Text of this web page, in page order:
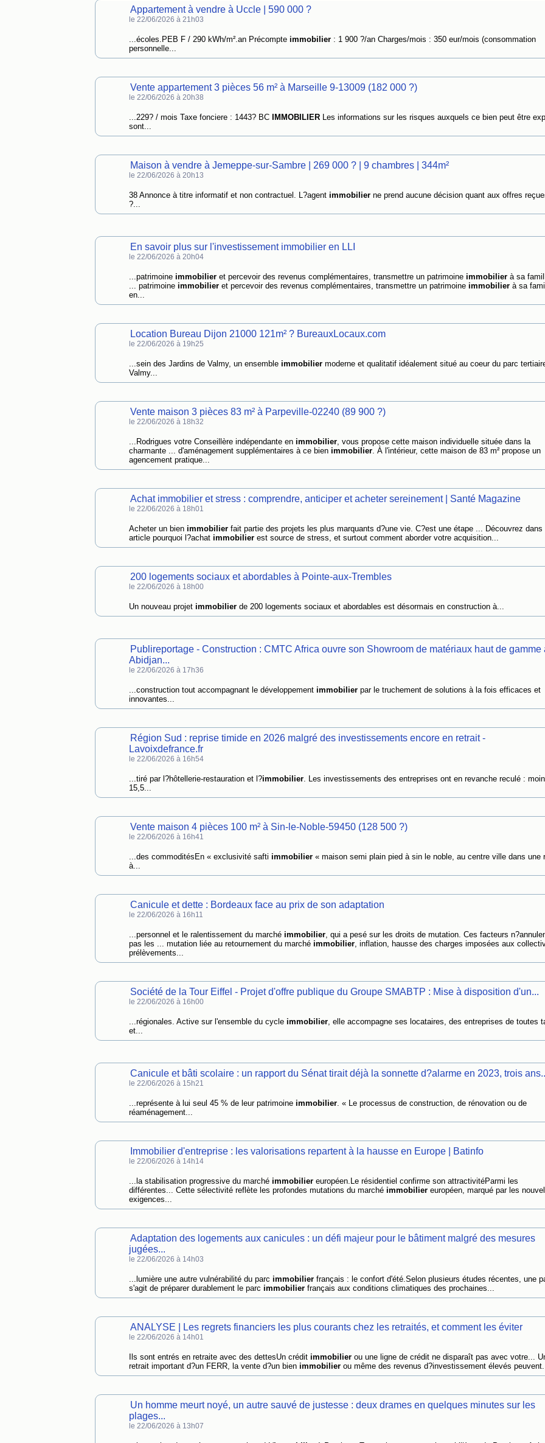
Appartement à vendre à Uccle | 590 000 ?
le 22/06/2026 à 21h03
...écoles.PEB F / 290 kWh/m².an Précompte immobilier: 1 900 ?/an Charges/mois : 350 eur/mois (consommation
personnelle...
Vente appartement 3 pièces 56 m² à Marseille 9-13009 (182 000 ?)
le 22/06/2026 à 20h38
...229? / mois Taxe fonciere : 1443? BC IMMOBILIERLes informations sur les risques auxquels ce bien peut être
sont...
Maison à vendre à Jemeppe-sur-Sambre | 269 000 ? | 9 chambres | 344m²
le 22/06/2026 à 20h13
38 Annonce à titre informatif et non contractuel. L?agent immobilierne prend aucune décision quant aux offres
?...
En savoir plus sur l'investissement immobilier en LLI
le 22/06/2026 à 20h04
...patrimoine immobilieret percevoir des revenus complémentaires, transmettre un patrimoine immobilierà sa
... patrimoine immobilieret percevoir des revenus complémentaires, transmettre un patrimoine immobilierà sa
en...
Location Bureau Dijon 21000 121m² ? BureauxLocaux.com
le 22/06/2026 à 19h25
...sein des Jardins de Valmy, un ensemble immobiliermoderne et qualitatif idéalement situé au coeur du parc
Valmy...
Vente maison 3 pièces 83 m² à Parpeville-02240 (89 900 ?)
le 22/06/2026 à 18h32
...Rodrigues votre Conseillère indépendante en immobilier, vous propose cette maison individuelle située dans la
charmante ... d'aménagement supplémentaires à ce bien immobilier. À l'intérieur, cette maison de 83 m² propose un
agencement pratique...
Achat immobilier et stress : comprendre, anticiper et acheter sereinement | Santé Magazine
le 22/06/2026 à 18h01
Acheter un bien immobilierfait partie des projets les plus marquants d?une vie. C?est une étape ... Découvrez dans
article pourquoi l?achat immobilierest source de stress, et surtout comment aborder votre acquisition...
200 logements sociaux et abordables à Pointe-aux-Trembles
le 22/06/2026 à 18h00
Un nouveau projet immobilierde 200 logements sociaux et abordables est désormais en construction à...
Publireportage - Construction : CMTC Africa ouvre son Showroom de matériaux haut de gamme
Abidjan...
le 22/06/2026 à 17h36
...construction tout accompagnant le développement immobilierpar le truchement de solutions à la fois efficaces et
innovantes...
Région Sud : reprise timide en 2026 malgré des investissements encore en retrait -
Lavoixdefrance.fr
le 22/06/2026 à 16h54
...tiré par l?hôtellerie-restauration et l?immobilier. Les investissements des entreprises ont en revanche reculé :
15,5...
Vente maison 4 pièces 100 m² à Sin-le-Noble-59450 (128 500 ?)
le 22/06/2026 à 16h41
...des commoditésEn « exclusivité safti immobilier« maison semi plain pied à sin le noble, au centre ville dans une
à...
Canicule et dette : Bordeaux face au prix de son adaptation
le 22/06/2026 à 16h11
...personnel et le ralentissement du marché immobilier, qui a pesé sur les droits de mutation. Ces facteurs
pas les ... mutation liée au retournement du marché immobilier, inflation, hausse des charges imposées aux
prélèvements...
Société de la Tour Eiffel - Projet d'offre publique du Groupe SMABTP : Mise à disposition d'un...
le 22/06/2026 à 16h00
...régionales. Active sur l'ensemble du cycle immobilier, elle accompagne ses locataires, des entreprises de toutes
et...
Canicule et bâti scolaire : un rapport du Sénat tirait déjà la sonnette d?alarme en 2023, trois
le 22/06/2026 à 15h21
...représente à lui seul 45 % de leur patrimoine immobilier. « Le processus de construction, de rénovation ou de
réaménagement...
Immobilier d'entreprise : les valorisations repartent à la hausse en Europe | Batinfo
le 22/06/2026 à 14h14
...la stabilisation progressive du marché immobiliereuropéen.Le résidentiel confirme son attractivitéParmi les
différentes... Cette sélectivité reflète les profondes mutations du marché immobiliereuropéen, marqué par les
exigences...
Adaptation des logements aux canicules : un défi majeur pour le bâtiment malgré des mesures
jugées...
le 22/06/2026 à 14h03
...lumière une autre vulnérabilité du parc immobilierfrançais : le confort d'été.Selon plusieurs études récentes, une
s'agit de préparer durablement le parc immobilierfrançais aux conditions climatiques des prochaines...
ANALYSE | Les regrets financiers les plus courants chez les retraités, et comment les éviter
le 22/06/2026 à 14h01
Ils sont entrés en retraite avec des dettesUn crédit immobilierou une ligne de crédit ne disparaît pas avec votre...
retrait important d?un FERR, la vente d?un bien immobilierou même des revenus d?investissement élevés
Un homme meurt noyé, un autre sauvé de justesse : deux drames en quelques minutes sur les
plages...
le 22/06/2026 à 13h07